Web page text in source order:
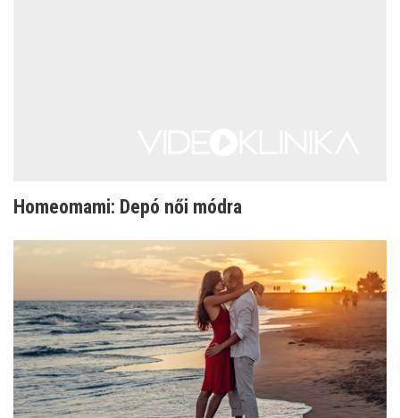
Homeomami: Depó női módra